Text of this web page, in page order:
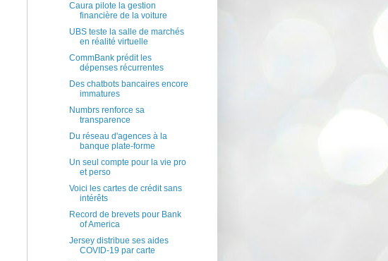
Caura pilote la gestion
financière de la voiture
UBS teste la salle de marchés
en réalité virtuelle
CommBank prédit les
dépenses récurrentes
Des chatbots bancaires encore
immatures
Numbrs renforce sa
transparence
Du réseau d'agences à la
banque plate-forme
Un seul compte pour la vie pro
et perso
Voici les cartes de crédit sans
intérêts
Record de brevets pour Bank
of America
Jersey distribue ses aides
COVID-19 par carte